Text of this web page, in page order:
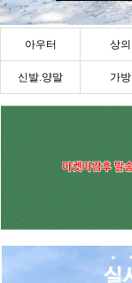
아우터 상의
신발.양말 가방